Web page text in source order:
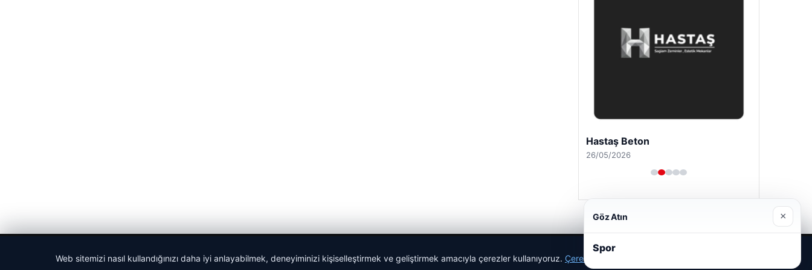
Hastaş Beton
26/05/2026
Web sitemizi nasıl kullandığınızı daha iyi anlayabilmek, deneyiminizi kişiselleştirmek ve geliştirmek amacıyla çerezler kullanıyoruz. Çerez Politikamız
Göz Atın ×
Spor